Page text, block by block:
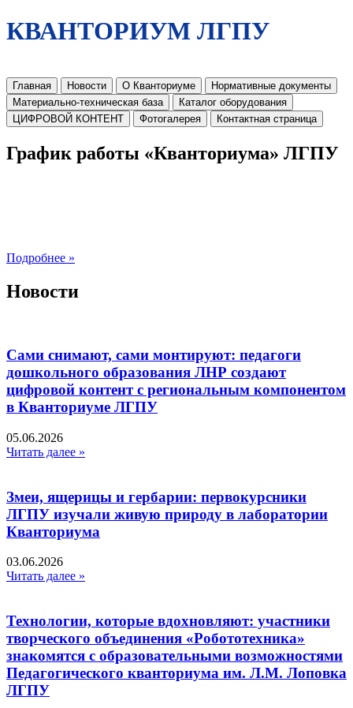
КВАНТОРИУМ ЛГПУ
Главная Новости О Кванториуме
Нормативные документы
Материально-техническая база
Каталог оборудования
ЦИФРОВОЙ КОНТЕНТ
Фотогалерея Контактная страница
График работы «Кванториума» ЛГПУ
Подробнее »
Новости
Сами снимают, сами монтируют: педагоги
дошкольного образования ЛНР создают
цифровой контент с региональным компонентом
в Кванториуме ЛГПУ​
05.06.2026
Читать далее »
Змеи, ящерицы и гербарии: первокурсники
ЛГПУ изучали живую природу в лаборатории
Кванториума
03.06.2026
Читать далее »
Технологии, которые вдохновляют: участники
творческого объединения «Робототехника»
знакомятся с образовательными возможностями
Педагогического кванториума им. Л.М. Лоповка
ЛГПУ